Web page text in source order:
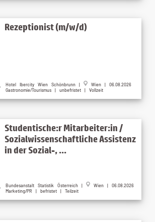
Rezeptionist (m/w/d)
Hotel Ibercity Wien Schönbrunn |
Wien | 06.08.2026
Gastronomie/Tourismus | unbefristet | Vollzeit
Studentische:r Mitarbeiter:in /
Sozialwissenschaftliche Assistenz
in der Sozial-, ...
Bundesanstalt Statistik Österreich |
Wien | 06.08.2026
Marketing/PR | befristet | Teilzeit